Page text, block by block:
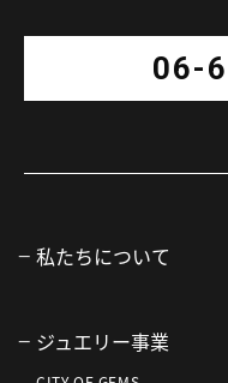
06-
私たちについて
ジュエリー事業